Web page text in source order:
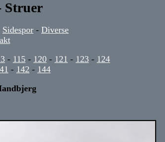
Struer
Sidespor - Diverse
- 115 - 120 - 121 - 123 - 124
- 142 - 144